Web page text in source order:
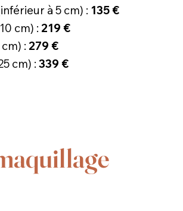
à 5 cm) : 135€
cm) : 219 €
: 279 €
cm) :339 €